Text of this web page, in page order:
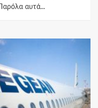
Παρόλα αυτά...